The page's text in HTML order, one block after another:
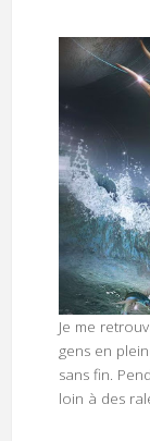
Je me
gens en
sans fin.
loin à des